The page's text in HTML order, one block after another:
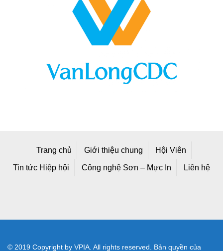
Trang chủ Giới thiệu chung Hội Viên
Tin tức Hiệp hội Công nghệ Sơn – Mực In Liên hệ
© 2019 Copyright by VPIA. All rights reserved. Bản quyền của